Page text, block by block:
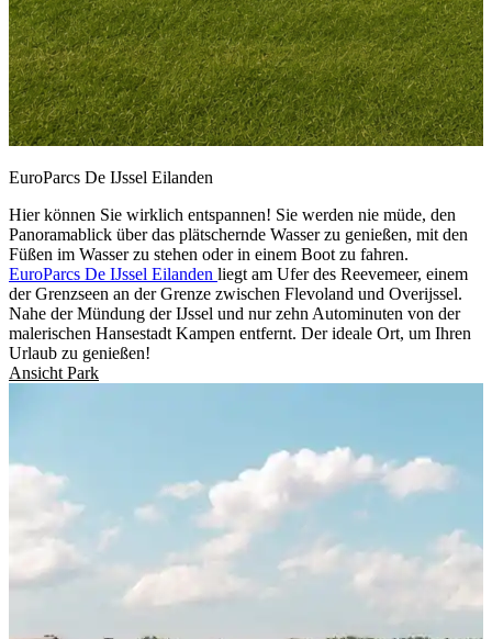
EuroParcs De IJssel Eilanden
Hier können Sie wirklich entspannen! Sie werden nie müde, den
Panoramablick über das plätschernde Wasser zu genießen, mit den
Füßen im Wasser zu stehen oder in einem Boot zu fahren.
EuroParcs De IJssel Eilanden liegt am Ufer des Reevemeer, einem
der Grenzseen an der Grenze zwischen Flevoland und Overijssel.
Nahe der Mündung der IJssel und nur zehn Autominuten von der
malerischen Hansestadt Kampen entfernt. Der ideale Ort, um Ihren
Urlaub zu genießen!
Ansicht Park